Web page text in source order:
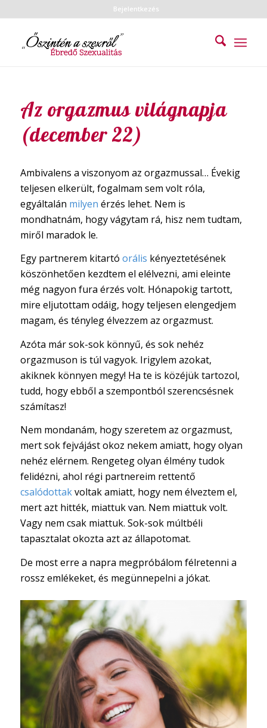
Bejelentkezés
Az orgazmus világnapja
(december 22)
Ambivalens a viszonyom az orgazmussal… Évekig
teljesen elkerült, fogalmam sem volt róla,
egyáltalán milyen érzés lehet. Nem is
mondhatnám, hogy vágytam rá, hisz nem tudtam,
miről maradok le.
Egy partnerem kitartó orális kényeztetésének
köszönhetően kezdtem el elélvezni, ami eleinte
még nagyon fura érzés volt. Hónapokig tartott,
mire eljutottam odáig, hogy teljesen elengedjem
magam, és tényleg élvezzem az orgazmust.
Azóta már sok-sok könnyű, és sok nehéz
orgazmuson is túl vagyok. Irigylem azokat,
akiknek könnyen megy! Ha te is közéjük tartozol,
tudd, hogy ebből a szempontból szerencsésnek
számítasz!
Nem mondanám, hogy szeretem az orgazmust,
mert sok fejvájást okoz nekem amiatt, hogy olyan
nehéz elérnem. Rengeteg olyan élmény tudok
felidézni, ahol régi partnereim rettentő
csalódottakvoltak amiatt, hogy nem élveztem el,
mert azt hitték, miattuk van. Nem miattuk volt.
Vagy nem csak miattuk. Sok-sok múltbéli
tapasztalat okozta azt az állapotomat.
De most erre a napra megpróbálom félretenni a
rossz emlékeket, és megünnepelni a jókat.